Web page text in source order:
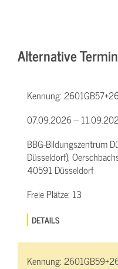
Alternative
Kennung:
07.09.2026 –
BBG-Bildungszentrum
Düsseldorf),
40591 Düsseldorf
Freie Plätze: 13
DETAILS
Kennung: